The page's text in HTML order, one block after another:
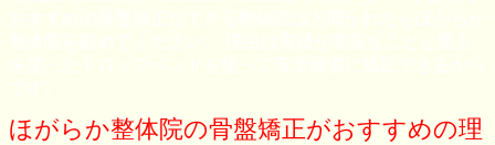
ほがらか整体院の骨盤矯正がおすすめの理